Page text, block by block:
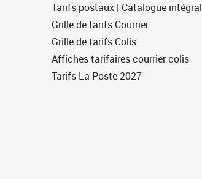
Tarifs postaux | Catalogue intégral
Grille de tarifs Courrier
Grille de tarifs Colis
Affiches tarifaires courrier colis
Tarifs La Poste 2027